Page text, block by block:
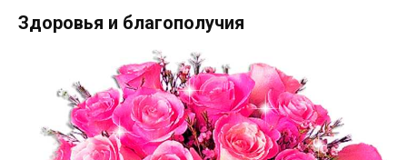
Здоровья и благополучия